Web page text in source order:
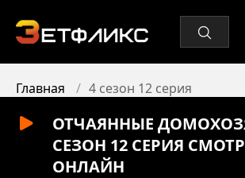
Главная 4 сезон 12 серия
ОТЧАЯННЫЕ
СЕЗОН 12 СЕРИЯ
ОНЛАЙН